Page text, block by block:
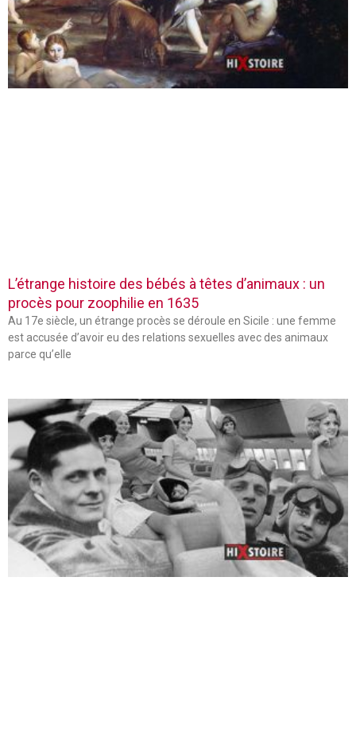
L’étrange histoire des bébés à têtes d’animaux : un
procès pour zoophilie en 1635
Au 17e siècle, un étrange procès se déroule en Sicile : une femme
est accusée d’avoir eu des relations sexuelles avec des animaux
parce qu’elle